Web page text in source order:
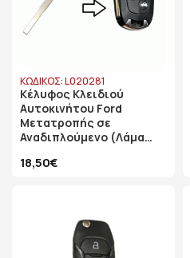
ΚΩΔΙΚΟΣ: L020281
Κέλυφος Κλειδιού
Αυτοκινήτου Ford
Μετατροπής σε
Αναδιπλούμενο (Λάμα
18,50€